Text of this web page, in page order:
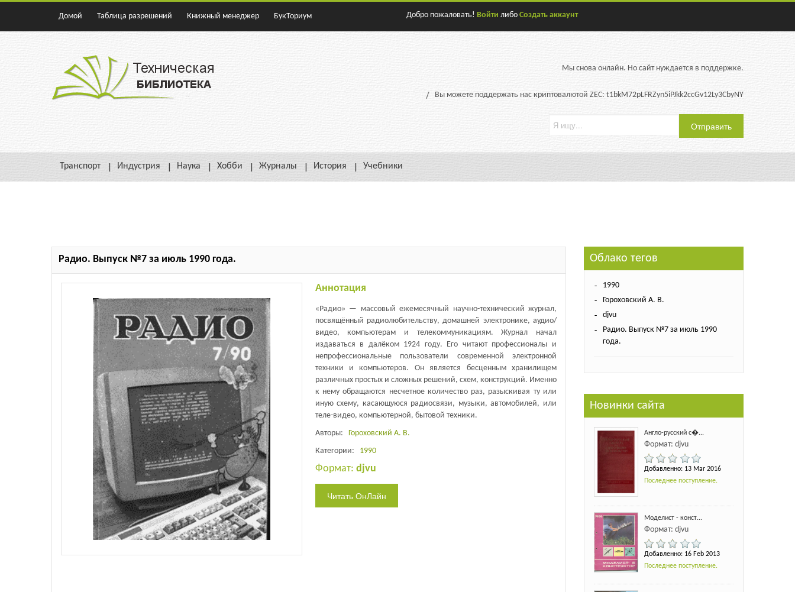
Домой Таблица разрешений Книжный менеджер БукТориум Добро пожаловать! Войти либо Создать аккаунт
Мы снова онлайн. Но сайт нуждается в поддержке.
Вы можете поддержать нас криптовалютой ZEC: t1bkM72pLFRZyn5iPJkk2ccGv12Ly3CbyNY
Транспорт Индустрия Наука Хобби Журналы История Учебники
Радио. Выпуск №7 за июль 1990 года.
Аннотация
«Радио» — массовый ежемесячный научно-технический журнал,
посвящённый радиолюбительству, домашней электронике, аудио/
видео, компьютерам и телекоммуникациям. Журнал начал
издаваться в далёком 1924 году. Его читают профессионалы и
непрофессиональные пользователи современной электронной
техники и компьютеров. Он является бесценным хранилищем
различных простых и сложных решений, схем, конструкций. Именно
к нему обращаются несчетное количество раз, разыскивая ту или
иную схему, касающуюся радиосвязи, музыки, автомобилей, или
теле-видео, компьютерной, бытовой техники.
Авторы:
Гороховский А. В.
Категории: 1990
Формат: djvu
Облако тегов
1990
Гороховский А. В.
djvu
Радио. Выпуск №7 за июль 1990
года.
Новинки сайта
Англо-русский с�...
Формат: djvu
Добавленно: 13 Mar 2016
Последнее поступление.
Моделист - конст...
Формат: djvu
Добавленно: 16 Feb 2013
Последнее поступление.